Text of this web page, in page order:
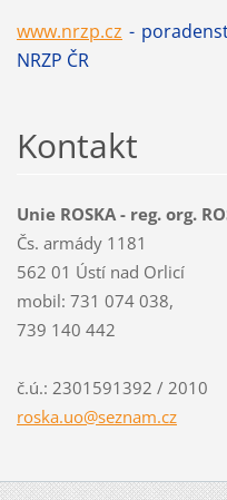
www.nrzp.cz -
NRZP ČR
Kontakt
Unie ROSKA - reg. org.
Čs. armády 1181
562 01 Ústí nad Orlicí
mobil: 731 074 038,
739 140 442
č.ú.: 2301591392 / 2010
roska.uo@seznam.cz